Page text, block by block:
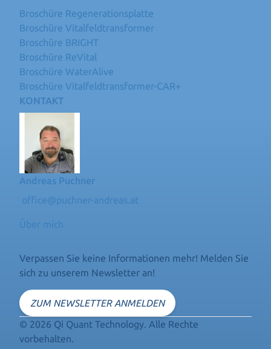
Broschüre Regenerationsplatte
Broschüre Vitalfeldtransformer
Broschüre BRIGHT
Broschüre ReVital
Broschüre WaterAlive
Broschüre Vitalfeldtransformer-CAR+
KONTAKT
Andreas Puchner
office@puchner-andreas.at
Über mich
Verpassen Sie keine Informationen mehr! Melden Sie
sich zu unserem Newsletter an!
ZUM NEWSLETTER ANMELDEN
© 2026 Qi Quant Technology. Alle Rechte
vorbehalten.